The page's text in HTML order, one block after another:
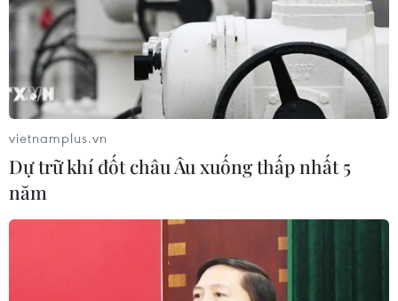
#Thăm chính thức Việt Nam
#Thủ tướng Sabri bin Yaakob
#Sovico
#Gami Malaysia
vietnamplus.vn
Dự trữ khí đốt châu Âu xuống thấp nhất 5
năm